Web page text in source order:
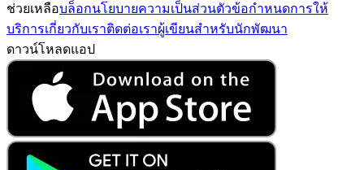
ช่วยเหลือบล็อกนโยบายความเป็นส่วนตัวข้อกำหนดการให้
บริการเกี่ยวกับเราติดต่อเราผู้เขียนสำหรับนักพัฒนา
ดาวน์โหลดแอป